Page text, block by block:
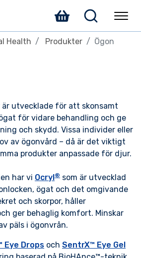
Health Produkter Ögon
är utvecklade för att skonsamt
för vidare behandling och ge
och skydd. Vissa individer eller
av ögonvård – då är det viktigt
produkter anpassade för djur.
har vi Ocryl® som är utvecklad
ögat och det omgivande
och skorpor, håller
ger behaglig komfort. Minskar
päls i ögonvrån.
Eye Drops och SentrX™ Eye Gel